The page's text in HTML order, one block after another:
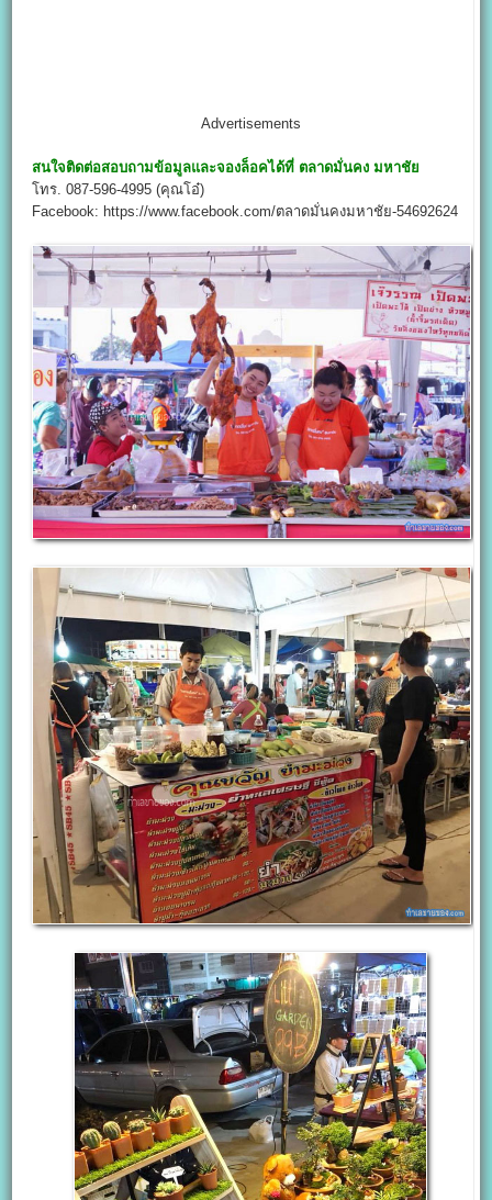
Advertisements
สนใจติดต่อสอบถามข้อมูลและจองล็อคได้ที่ ตลาดมั่นคง มหาชัย
โทร. 087-596-4995 (คุณโอ๋)
Facebook: https://www.facebook.com/ตลาดมั่นคงมหาชัย-54692624